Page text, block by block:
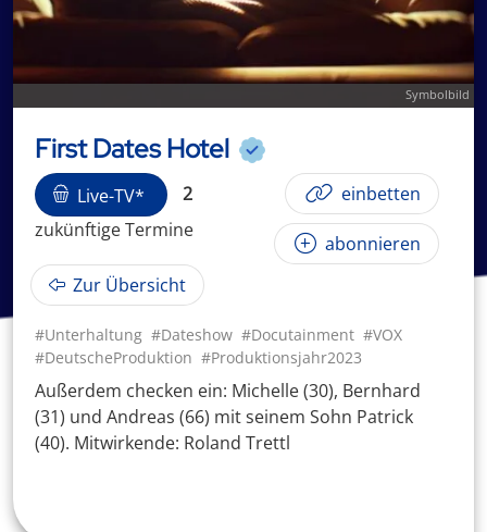
Symbolbild
First Dates Hotel
Live-TV*
2
zukünftigeTermine
einbetten
abonnieren
Zur Übersicht
#Unterhaltung #Dateshow #Docutainment #VOX
#DeutscheProduktion #Produktionsjahr2023
Außerdem checken ein: Michelle (30), Bernhard
(31) und Andreas (66) mit seinem Sohn Patrick
(40). Mitwirkende: Roland Trettl